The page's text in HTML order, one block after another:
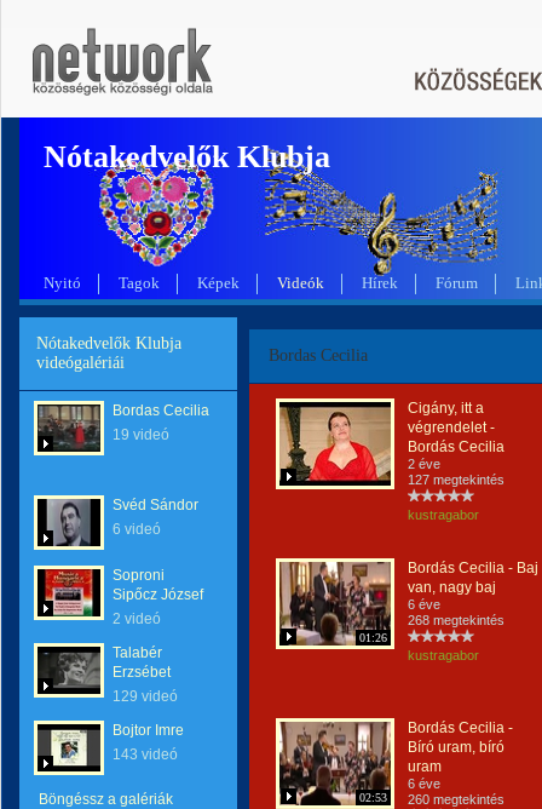
Nótakedvelők Klubja
Nyitó Tagok Képek Videók Hírek Fórum
Nótakedvelők Klubja
videógalériái
Bordas Cecilia
19 videó
Svéd Sándor
6 videó
Soproni
Sipőcz József
2 videó
Talabér
Erzsébet
129 videó
Bojtor Imre
143 videó
Böngéssz a galériák
Bordas Cecilia
Cigány, itt a
végrendelet -
Bordás Cecilia
2 éve
127 megtekintés
kustragabor
01:26
Bordás Cecilia - Baj
van, nagy baj
6 éve
268 megtekintés
kustragabor
02:53
Bordás Cecilia -
Bíró uram, bíró
uram
6 éve
260 megtekintés